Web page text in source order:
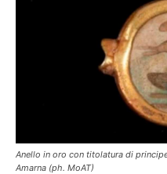
Anello in oro con titolatura di
Amarna (ph. MoAT)